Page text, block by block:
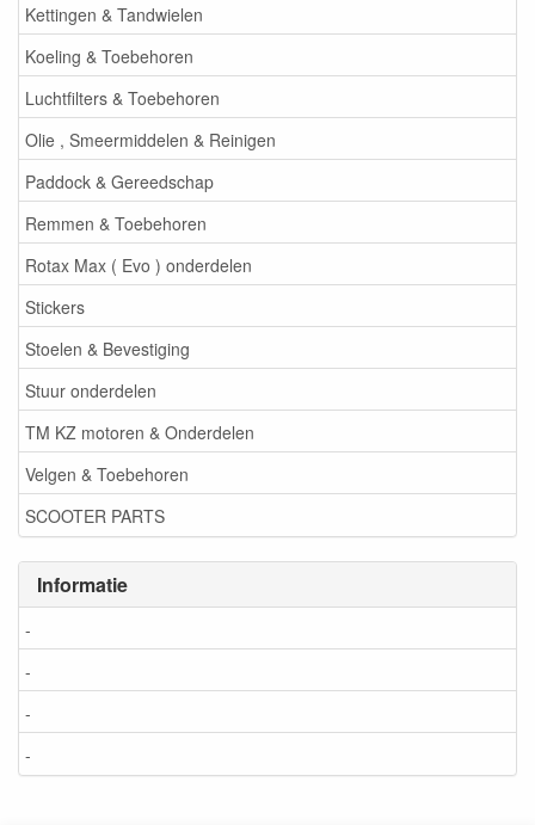
Kettingen & Tandwielen
Koeling & Toebehoren
Luchtfilters & Toebehoren
Olie , Smeermiddelen & Reinigen
Paddock & Gereedschap
Remmen & Toebehoren
Rotax Max ( Evo ) onderdelen
Stickers
Stoelen & Bevestiging
Stuur onderdelen
TM KZ motoren & Onderdelen
Velgen & Toebehoren
SCOOTER PARTS
Informatie
-
-
-
-